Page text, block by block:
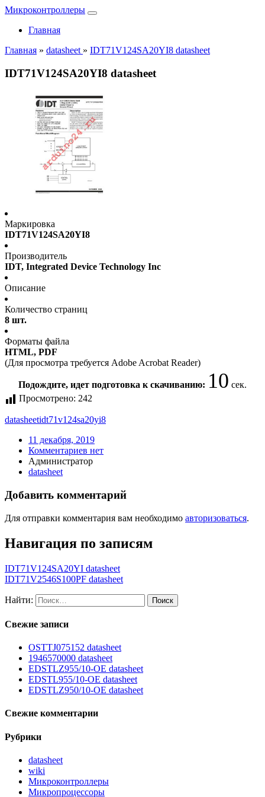
Микроконтроллеры
Главная
Главная » datasheet » IDT71V124SA20YI8 datasheet
IDT71V124SA20YI8 datasheet
Маркировка
IDT71V124SA20YI8
Производитель
IDT, Integrated Device Technology Inc
Описание
Количество страниц
8 шт.
Форматы файла
HTML, PDF
(Для просмотра требуется Adobe Acrobat Reader)
Подождите, идет подготовка к скачиванию: 10 сек.
Просмотрено: 242
datasheetidt71v124sa20yi8
11 декабря, 2019
Комментариев нет
Администратор
datasheet
Добавить комментарий
Для отправки комментария вам необходимо авторизоваться.
Навигация по записям
IDT71V124SA20YI datasheet
IDT71V2546S100PF datasheet
Найти:
Свежие записи
OSTTJ075152 datasheet
1946570000 datasheet
EDSTLZ955/10-OE datasheet
EDSTL955/10-OE datasheet
EDSTLZ950/10-OE datasheet
Свежие комментарии
Рубрики
datasheet
wiki
Микроконтроллеры
Микропроцессоры